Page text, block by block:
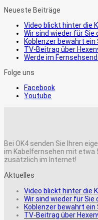
Neueste Beiträge
Video blickt hinter die
Wir sind wieder für Sie
Koblenzer bewahrt
TV-Beitrag über
Werde im
Folge uns
Facebook
Youtube
Bei OK4 senden Sie Ihren
im Kabelfernsehen mit etwa
zusätzlich im Internet!
Aktuelles
Video blickt hinter die
Wir sind wieder für Sie
Koblenzer bewahrt
TV-Beitrag über